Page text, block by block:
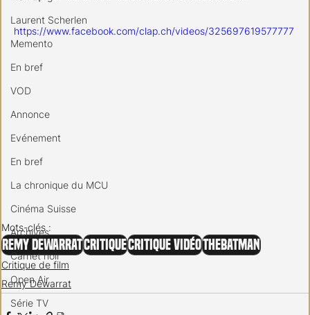
Laurent Scherlen
Memento
En bref
VOD
Annonce
Evénement
En bref
La chronique du MCU
Cinéma Suisse
Archives
Carnet noir
Open Air
Série TV
https://www.facebook.com/clap.ch/videos/325697619577777
Mots-clés :
Remy DewarratCritiqueCritique vidéoTheBatman
Critique de film
Remy Dewarrat